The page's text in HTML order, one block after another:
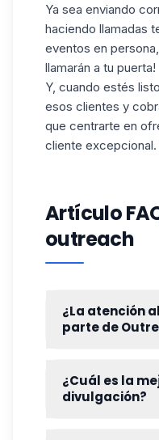
Ya sea enviando
haciendo llamadas
eventos en persona,
llamarán a tu puerta!
Y, cuando estés
esos clientes y
que centrarte en
cliente excepcional.
Artículo
outreach
¿La atención
parte de
directamente de
añadir. 🤔 La
¿Cuál es la
divulgación?